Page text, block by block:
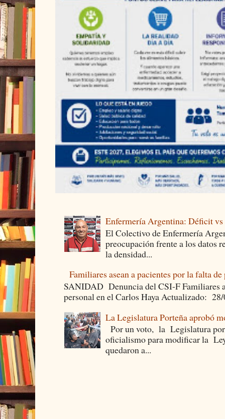
Enfermería Argentina: Déficit
El Colectivo de Enfermería
preocupación frente a los datos
la densidad...
Familiares asean a pacientes por la falta
SANIDAD Denuncia del CSI-F Familiares
personal en el Carlos Haya Actualizado:
La Legislatura Porteña aprobó
Por un voto, la Legislatura
oficialismo para modificar la
quedaron a...